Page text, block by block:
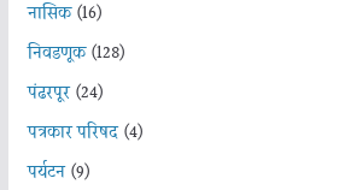
नासिक(16)
निवडणूक(128)
पंढरपूर(24)
पत्रकार परिषद(4)
पर्यटन(9)